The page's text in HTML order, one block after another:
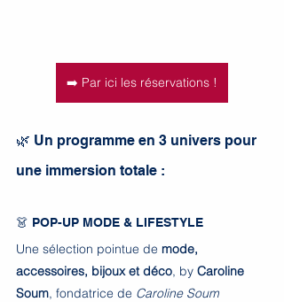
➡️ Par ici les réservations !
🌿 Un programme en 3 univers pour
une immersion totale :
👗 POP-UP MODE & LIFESTYLE
Une sélection pointue de mode,
accessoires, bijoux et déco, by Caroline
Soum, fondatrice de Caroline Soum